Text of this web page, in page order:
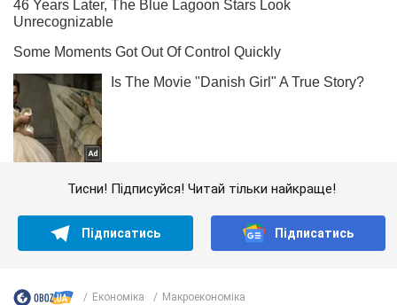
Тисни! Підписуйся! Читай тільки найкраще!
Підписатись Підписатись
Економіка
Mакроекономіка